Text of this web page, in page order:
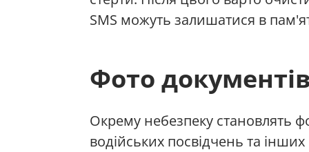
SMS можуть залишатися в
Фото
Окрему небезпеку становлять
водійських посвідчень та